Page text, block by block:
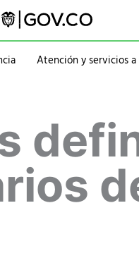
Atención y servicios
Calendario
Mapa